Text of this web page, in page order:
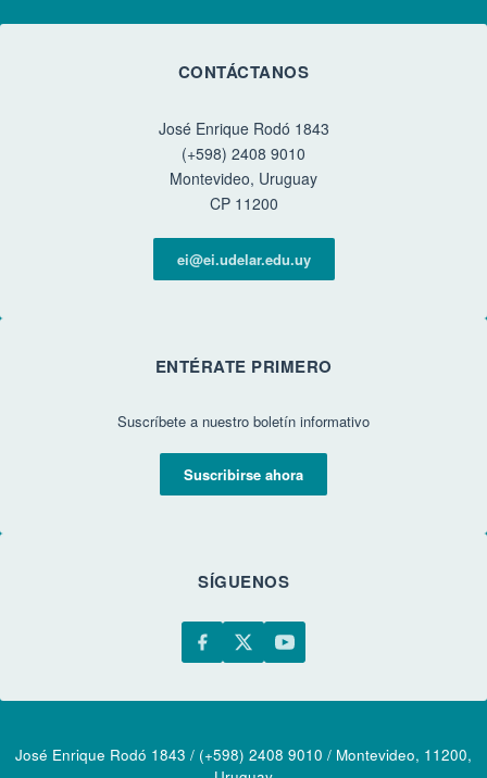
CONTÁCTANOS
José Enrique Rodó 1843
(+598) 2408 9010
Montevideo, Uruguay
CP 11200
ei@ei.udelar.edu.uy
ENTÉRATE PRIMERO
Suscríbete a nuestro boletín informativo
Suscribirse ahora
SÍGUENOS
José Enrique Rodó 1843 / (+598) 2408 9010 / Montevideo, 11200,